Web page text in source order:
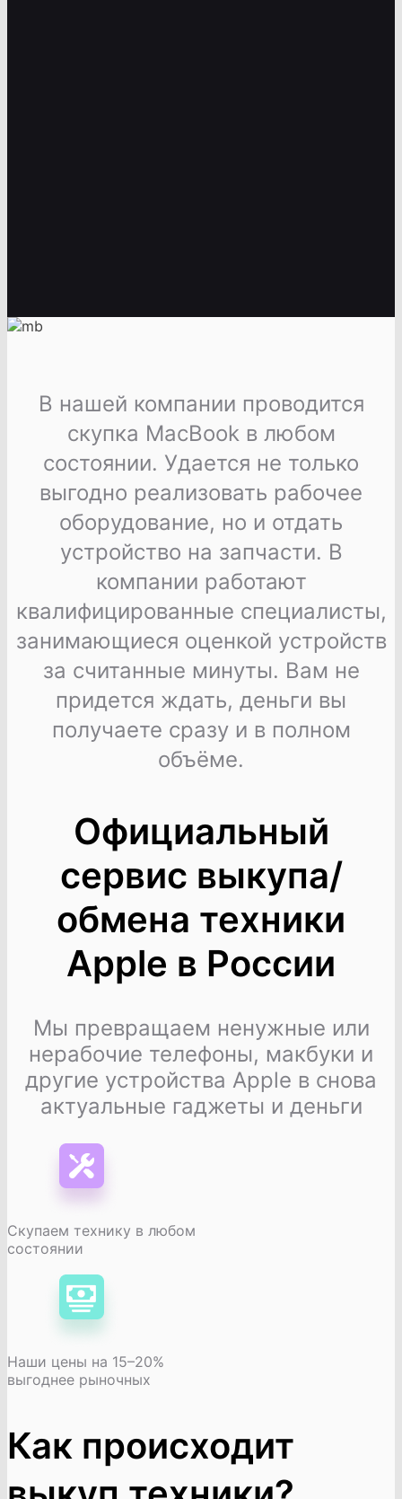
В нашей компании проводится
скупка MacBook в любом
состоянии. Удается не только
выгодно реализовать рабочее
оборудование, но и отдать
устройство на запчасти. В
компании работают
квалифицированные специалисты,
занимающиеся оценкой устройств
за считанные минуты. Вам не
придется ждать, деньги вы
получаете сразу и в полном
объёме.
Официальный
сервис выкупа/
обмена техники
Apple в России
Мы превращаем ненужные или
нерабочие телефоны, макбуки и
другие устройства Apple в снова
актуальные гаджеты и деньги
Скупаем технику в любом
состоянии
Наши цены на 15–20%
выгоднее рыночных
Как происходит